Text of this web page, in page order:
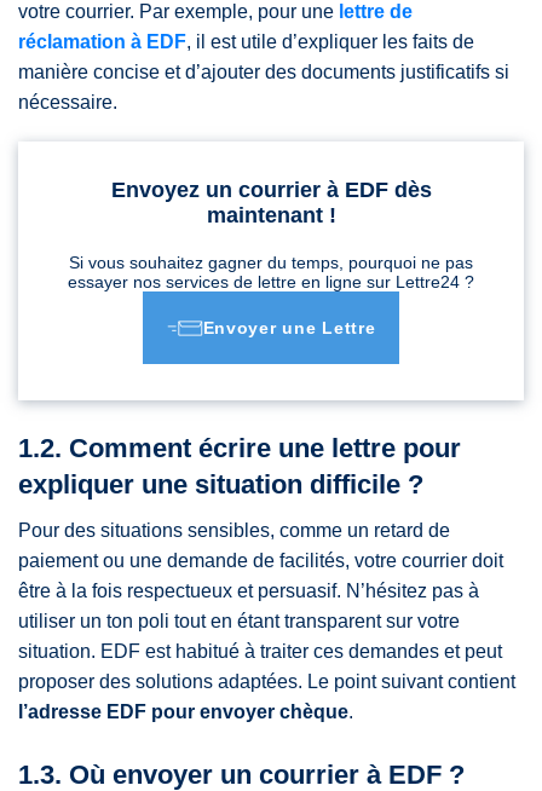
votre courrier. Par exemple, pour une lettre de
réclamation à EDF, il est utile d’expliquer les faits de
manière concise et d’ajouter des documents justificatifs si
nécessaire.
Envoyez un courrier à EDF dès
maintenant !
Si vous souhaitez gagner du temps, pourquoi ne pas
essayer nos services de lettre en ligne sur Lettre24 ?
Envoyer une Lettre
1.2. Comment écrire une lettre pour
expliquer une situation difficile ?
Pour des situations sensibles, comme un retard de
paiement ou une demande de facilités, votre courrier doit
être à la fois respectueux et persuasif. N’hésitez pas à
utiliser un ton poli tout en étant transparent sur votre
situation. EDF est habitué à traiter ces demandes et peut
proposer des solutions adaptées. Le point suivant contient
l’adresse EDF pour envoyer chèque.
1.3. Où envoyer un courrier à EDF ?